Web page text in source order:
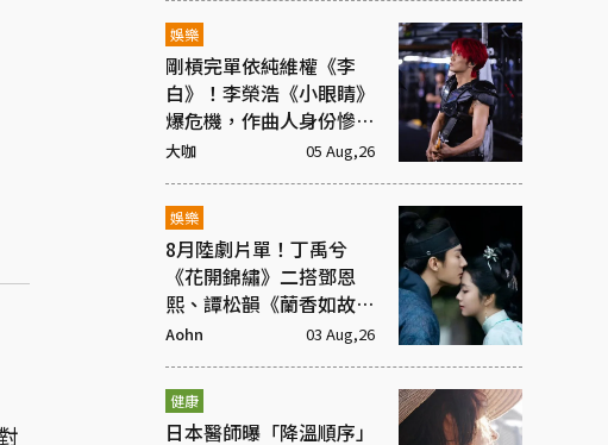
娛樂
剛槓完單依純維權《李
白》！李榮浩《小眼睛》
爆危機，作曲人身份慘遭
抹去
大咖 05 Aug,26
娛樂
8月陸劇片單！丁禹兮
《花開錦繡》二搭鄧恩
熙、譚松韻《蘭香如故》
庶女逆襲
Aohn 03 Aug,26
健康
日本醫師曝「降溫順序」